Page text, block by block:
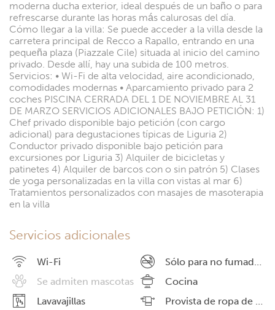
moderna ducha exterior, ideal después de un baño o para
refrescarse durante las horas más calurosas del día.
Cómo llegar a la villa: Se puede acceder a la villa desde la
carretera principal de Recco a Rapallo, entrando en una
pequeña plaza (Piazzale Cile) situada al inicio del camino
privado. Desde allí, hay una subida de 100 metros.
Servicios: • Wi-Fi de alta velocidad, aire acondicionado,
comodidades modernas • Aparcamiento privado para 2
coches PISCINA CERRADA DEL 1 DE NOVIEMBRE AL 31
DE MARZO SERVICIOS ADICIONALES BAJO PETICIÓN: 1)
Chef privado disponible bajo petición (con cargo
adicional) para degustaciones típicas de Liguria 2)
Conductor privado disponible bajo petición para
excursiones por Liguria 3) Alquiler de bicicletas y
patinetes 4) Alquiler de barcos con o sin patrón 5) Clases
de yoga personalizadas en la villa con vistas al mar 6)
Tratamientos personalizados con masajes de masoterapia
en la villa
Servicios adicionales
Wi-Fi
Sólo para no fumadores
Se admiten mascotas
Cocina
Lavavajillas
Provista de ropa de cama